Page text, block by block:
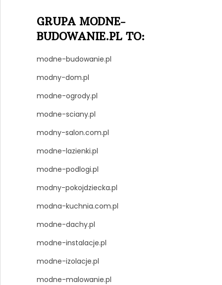
GRUPA MODNE-
BUDOWANIE.PL TO:
modne-budowanie.pl
modny-dom.pl
modne-ogrody.pl
modne-sciany.pl
modny-salon.com.pl
modne-lazienki.pl
modne-podlogi.pl
modny-pokojdziecka.pl
modna-kuchnia.com.pl
modne-dachy.pl
modne-instalacje.pl
modne-izolacje.pl
modne-malowanie.pl